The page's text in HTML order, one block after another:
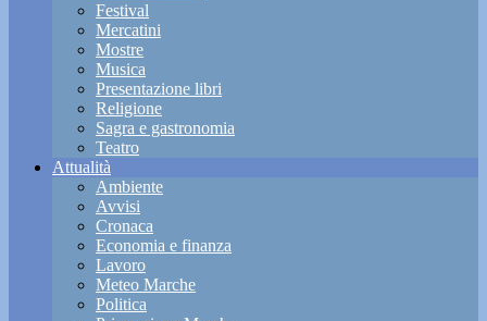
Festival
Mercatini
Mostre
Musica
Presentazione libri
Religione
Sagra e gastronomia
Teatro
Attualità
Ambiente
Avvisi
Cronaca
Economia e finanza
Lavoro
Meteo Marche
Politica